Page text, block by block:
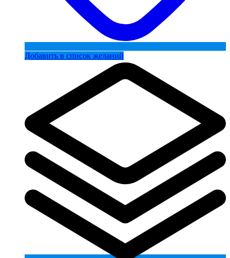
Добавить в список желаний